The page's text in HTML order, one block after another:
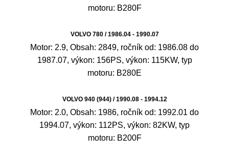
motoru: B280F
VOLVO 780 / 1986.04 - 1990.07
Motor: 2.9, Obsah: 2849, ročník od: 1986.08 do
1987.07, výkon: 156PS, výkon: 115KW, typ
motoru: B280E
VOLVO 940 (944) / 1990.08 - 1994.12
Motor: 2.0, Obsah: 1986, ročník od: 1992.01 do
1994.07, výkon: 112PS, výkon: 82KW, typ
motoru: B200F